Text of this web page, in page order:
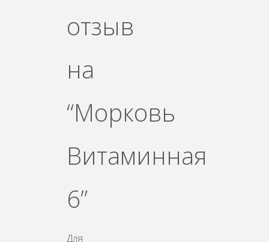
отзыв
на
“Морковь
Витаминная
6”
Для